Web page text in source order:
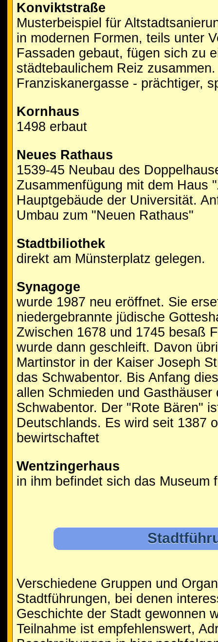
Konviktstraße
Musterbeispiel für
in modernen Formen, teils unter
Fassaden gebaut, fügen sich zu
städtebaulichem Reiz
Franziskanergasse - prächtiger,
Kornhaus
1498 erbaut
Neues Rathaus
1539-45 Neubau des
Zusammenfügung mit dem Haus
Hauptgebäude der Universität.
Umbau zum "Neuen Rathaus"
Stadtbiliothek
direkt am Münsterplatz gelegen.
Synagoge
wurde 1987 neu eröffnet. Sie
niedergebrannte jüdische
Zwischen 1678 und 1745 besaß
wurde dann geschleift. Davon
Martinstor in der Kaiser Joseph
das Schwabentor. Bis Anfang
allen Schmieden und
Schwabentor. Der "Rote Bären"
Deutschlands. Es wird seit 1387
bewirtschaftet
Wentzingerhaus
in ihm befindet sich das Museum
Verschiedene Gruppen und
Stadtführungen, bei denen
Geschichte der Stadt gewonnen
Teilnahme ist empfehlenswert,